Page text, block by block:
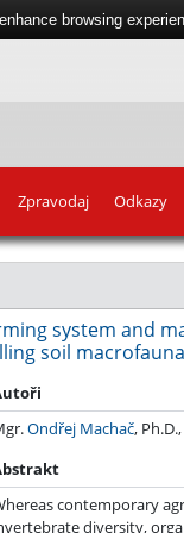
Zpravodaj Odkazy
system and
soil
Ondřej Machač, Ph.D.,
contemporary
diversity,
browsing